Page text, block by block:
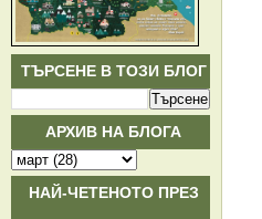
ТЪРСЕНЕ В ТОЗИ БЛОГ
АРХИВ НА БЛОГА
НАЙ-ЧЕТЕНОТО ПРЕЗ